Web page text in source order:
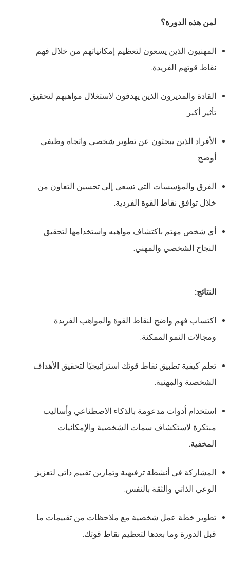
لمن هذه الدورة؟
المهنيون الذين يسعون لتعظيم إمكانياتهم من خلال فهم
نقاط قوتهم الفريدة.
القادة والمديرون الذين يهدفون لاستغلال مواهبهم لتحقيق
تأثير أكبر.
الأفراد الذين يبحثون عن تطوير شخصي واتجاه وظيفي
أوضح.
الفرق والمؤسسات التي تسعى إلى تحسين التعاون من
خلال توافق نقاط القوة الفردية.
أي شخص مهتم باكتشاف مواهبه واستخدامها لتحقيق
النجاح الشخصي والمهني.
النتائج:
اكتساب فهم واضح لنقاط القوة والمواهب الفريدة
ومجالات النمو الممكنة.
تعلم كيفية تطبيق نقاط قوتك استراتيجيًا لتحقيق الأهداف
الشخصية والمهنية.
استخدام أدوات مدعومة بالذكاء الاصطناعي وأساليب
مبتكرة لاستكشاف سمات الشخصية والإمكانيات
المخفية.
المشاركة في أنشطة ترفيهية وتمارين تقييم ذاتي لتعزيز
الوعي الذاتي والثقة بالنفس.
تطوير خطة عمل شخصية مع ملاحظات من تقييمات ما
قبل الدورة وما بعدها لتعظيم نقاط قوتك.